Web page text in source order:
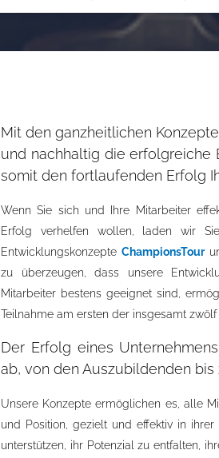
Mit den ganzheitlichen
und nachhaltig die erfolgreiche
somit den fortlaufenden Erfolg
Wenn Sie sich und Ihre Mitarbeiter
Erfolg verhelfen wollen, laden wir
Entwicklungskonzepte ChampionsTour
zu überzeugen, dass unsere
Mitarbeiter bestens geeignet sind,
Teilnahme am ersten der insgesamt
Der Erfolg eines
ab, von den Auszubildenden bis
Unsere Konzepte ermöglichen es, alle
und Position, gezielt und effektiv in
unterstützen, ihr Potenzial zu entfalten,